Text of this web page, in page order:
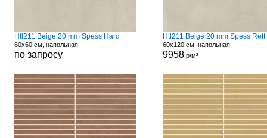
Htl211 Beige 20 mm Spess Hard
60x60 см, напольная
по запросу
Htl211 Beige 20 mm Spess
60x120 см, напольная
9958р/м²